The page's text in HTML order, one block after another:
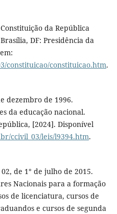
da República
DF: Presidência da
constituicao/constituicao.htm.
dezembro de 1996.
da educação nacional.
[2024]. Disponível
ccivil_03/leis/l9394.htm.
02, de 1° de julho de 2015.
Nacionais para a formação
de licenciatura, cursos de
e cursos de segunda